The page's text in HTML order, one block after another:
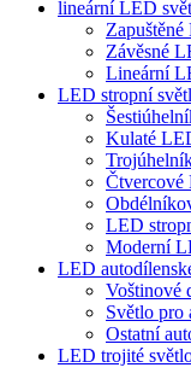
lineární LED
Závěsné
Lineární
LED stropní
Kulaté
Čtvercové
LED
Moderní
LED
Voštinové
Světlo pro
Ostatní
LED trojité